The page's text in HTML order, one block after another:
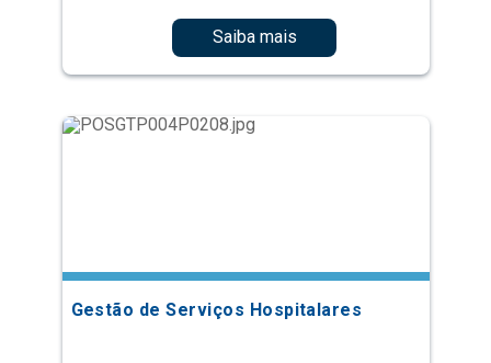
Saiba mais
Gestão de Serviços Hospitalares